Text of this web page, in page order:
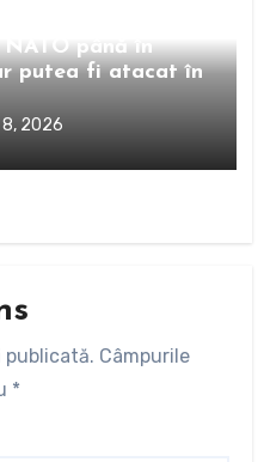
până în
putea fi atacat în
2026
publicată. Câmpurile
*